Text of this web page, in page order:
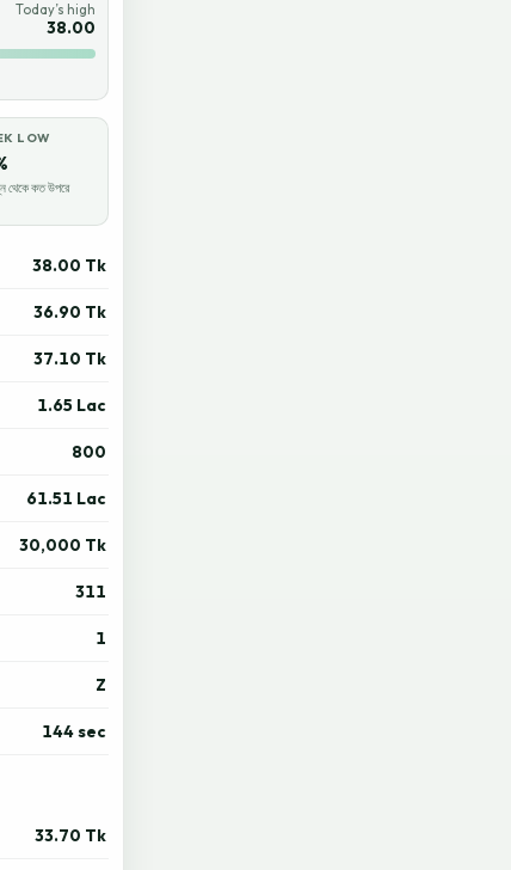
Today’s high
38.00
LOW
থেকে কত উপরে
38.00 Tk
36.90 Tk
37.10 Tk
1.65 Lac
800
61.51 Lac
30,000 Tk
311
1
Z
144 sec
33.70 Tk